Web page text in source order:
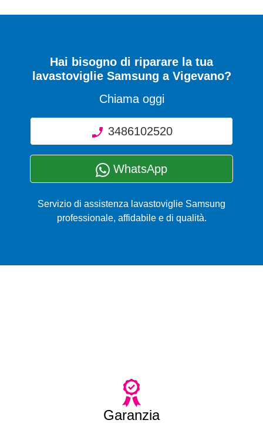
Hai bisogno di riparare la tua
lavastoviglie Samsung a Vigevano?
Chiama oggi
3486102520
WhatsApp
Servizio di assistenza lavastoviglie Samsung
professionale, affidabile e di qualità.
Garanzia